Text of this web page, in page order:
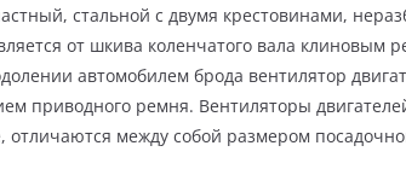
стальной с двумя крестовинами,
от шкива коленчатого вала
автомобилем брода вентилятор
приводного ремня. Вентиляторы
между собой размером